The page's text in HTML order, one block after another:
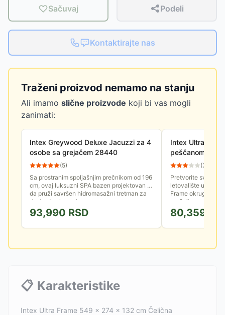
Sačuvaj Podeli
Kontaktirajte nas
Traženi proizvod nemamo na stanju
Ali imamo slične proizvode koji bi vas mogli
zanimati:
Intex Greywood Deluxe Jacuzzi za 4
osobe sa grejačem 28440
(5)
Sa prostranim spoljašnjim prečnikom od 196
cm, ovaj luksuzni SPA bazen projektovan je
da pruži savršen hidromasažni tretman za
do 4 odrasle osobe....
93,990 RSD
Intex Ultra XTR
peščanom
opremom 5.49
(3
Pretvorite svoje
letovalište uz
Frame okrugli
prečnikom od 549
80,359
📋 Karakteristike
Intex Ultra Frame 549 x 274 x 132 cm Čelična